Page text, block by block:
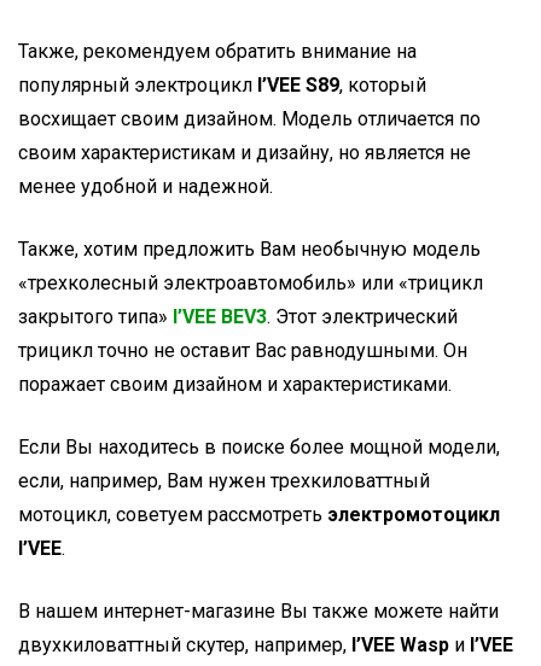
Также, рекомендуем обратить внимание на
популярный электроцикл I’VEE S89, который
восхищает своим дизайном. Модель отличается по
своим характеристикам и дизайну, но является не
менее удобной и надежной.
Также, хотим предложить Вам необычную модель
«трехколесный электроавтомобиль» или «трицикл
закрытого типа» I’VEE BEV3. Этот электрический
трицикл точно не оставит Вас равнодушными. Он
поражает своим дизайном и характеристиками.
Если Вы находитесь в поиске более мощной модели,
если, например, Вам нужен трехкиловаттный
мотоцикл, советуем рассмотреть электромотоцикл
I’VEE.
В нашем интернет-магазине Вы также можете найти
двухкиловаттный скутер, например, I’VEE Wasp и I’VEE